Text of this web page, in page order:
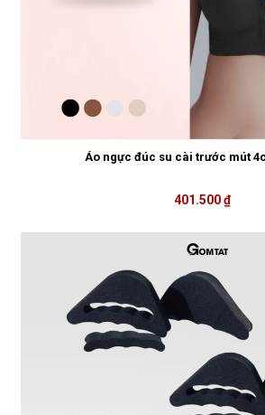
Áo ngực đúc su cài trước mút
401.500 ₫